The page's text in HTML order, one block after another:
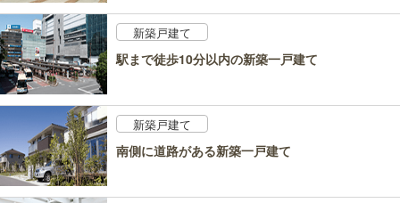
新築戸建て
駅まで徒歩10分以内の新築一戸建て
新築戸建て
南側に道路がある新築一戸建て